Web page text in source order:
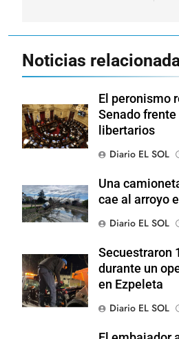
Noticias
El peronismo
Senado
libertarios
Diario EL SOL
Una
cae al arroyo
Diario EL SOL
Secuestraron
durante un
en Ezpeleta
Diario EL SOL